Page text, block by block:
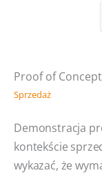
Proof of Concept
Sprzedaż
Demonstracja
kontekście
wykazać, że